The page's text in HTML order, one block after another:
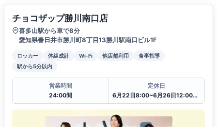
チョコザップ勝川南口店
喜多山駅から車で8分
愛知県春日井市勝川町8丁目13勝川駅南口ビル1F
ロッカー 体組成計 Wi-Fi 他店舗利用
食事指導
駅から5分以内
営業時間
24:00間
定休日
6月22日8:00~6月26日12:00一時閉館中